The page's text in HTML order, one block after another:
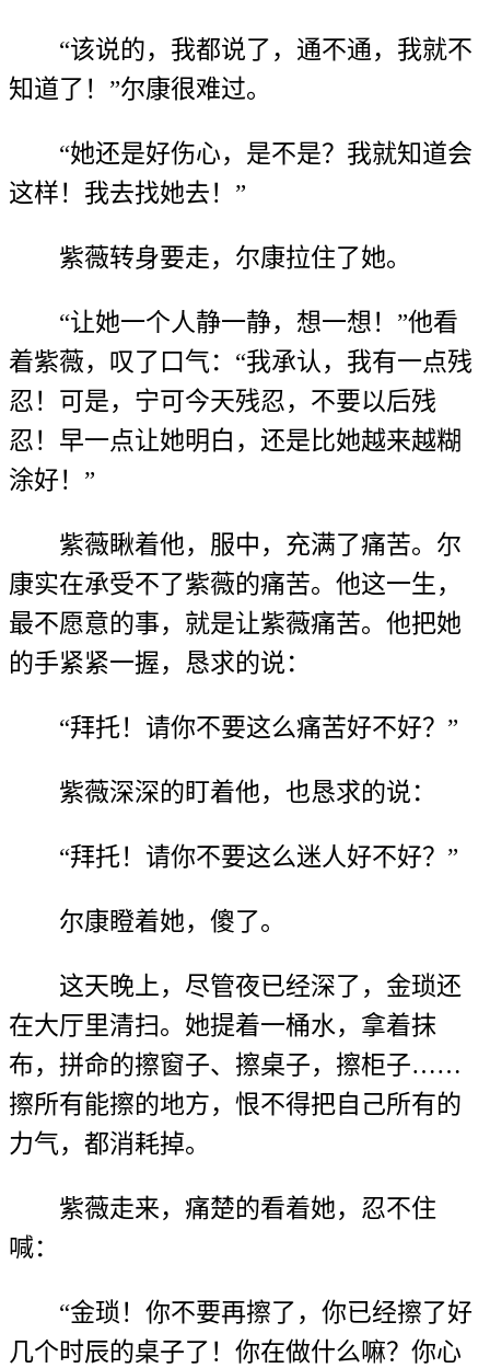
“该说的，我都说了，通不通，我就不
知道了！”尔康很难过。
“她还是好伤心，是不是？我就知道会
这样！我去找她去！”
紫薇转身要走，尔康拉住了她。
“让她一个人静一静，想一想！”他看
着紫薇，叹了口气：“我承认，我有一点残
忍！可是，宁可今天残忍，不要以后残
忍！早一点让她明白，还是比她越来越糊
涂好！”
紫薇瞅着他，服中，充满了痛苦。尔
康实在承受不了紫薇的痛苦。他这一生，
最不愿意的事，就是让紫薇痛苦。他把她
的手紧紧一握，恳求的说：
“拜托！请你不要这么痛苦好不好？”
紫薇深深的盯着他，也恳求的说：
“拜托！请你不要这么迷人好不好？”
尔康瞪着她，傻了。
这天晚上，尽管夜已经深了，金琐还
在大厅里清扫。她提着一桶水，拿着抹
布，拼命的擦窗子、擦桌子，擦柜子……
擦所有能擦的地方，恨不得把自己所有的
力气，都消耗掉。
紫薇走来，痛楚的看着她，忍不住
喊：
“金琐！你不要再擦了，你已经擦了好
几个时辰的桌子了！你在做什么嘛？你心